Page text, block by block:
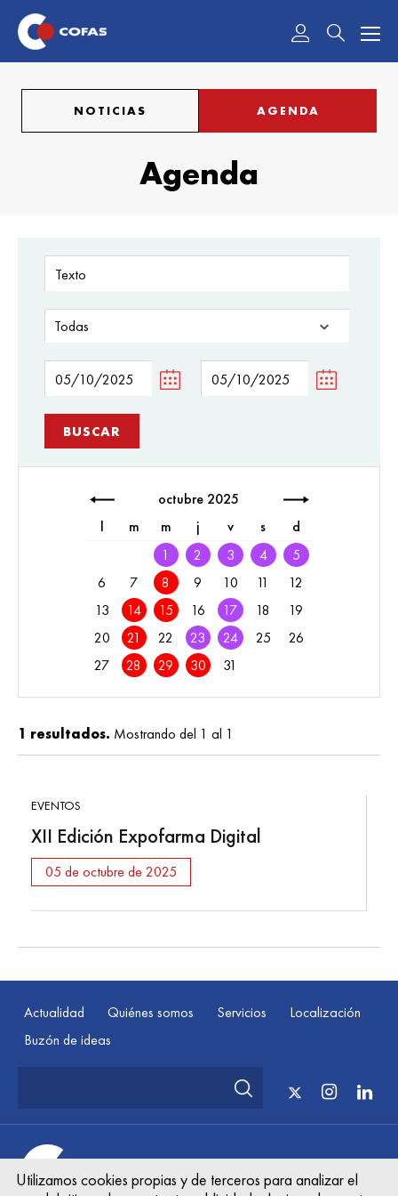
NOTICIAS AGENDA
Agenda
octubre 2025
l
m m j v s
d
1
2 3 4
5
6
7 8 9 10 11
12
13
14 15 16 17 18
19
20
21 22 23 24 25
26
27
28 29 30 31
1 resultados. Mostrando del 1 al 1
EVENTOS
XII Edición Expofarma Digital
05 de octubre de 2025
Actualidad Quiénes somos Servicios
Localización
Buzón de ideas
© Cooperativa Farmacéutica Asturiana Sun Aug 09
06:31:51 UTC 2026
Utilizamos cookies propias y de terceros para analizar el